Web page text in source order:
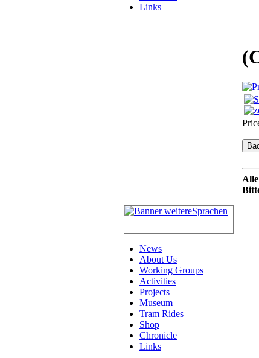
Links
News
About Us
Working Groups
Activities
Projects
Museum
Tram Rides
Shop
Chronicle
Links